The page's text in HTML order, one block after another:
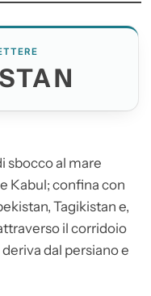
sbocco al mare
Kabul; confina con
Tagikistan e,
il corridoio
dal persiano e